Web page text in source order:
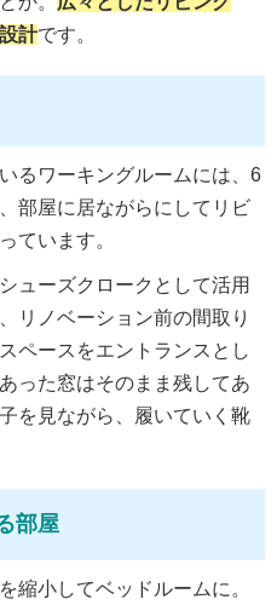
計です。
るワーキングルームには、6
部屋に居ながらにしてリビ
ています。
ューズクロークとして活用
リノベーション前の間取り
ペースをエントランスとし
った窓はそのまま残してあ
を見ながら、履いていく靴
部屋
縮小してベッドルームに。